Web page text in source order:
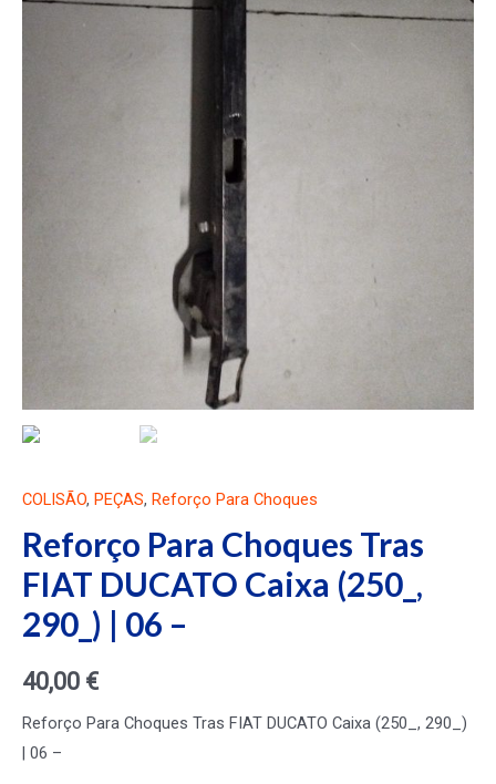
COLISÃO, PEÇAS, Reforço Para Choques
Reforço Para Choques Tras
FIAT DUCATO Caixa (250_,
290_) | 06 –
40,00 €
Reforço Para Choques Tras FIAT DUCATO Caixa (250_, 290_)
| 06 –